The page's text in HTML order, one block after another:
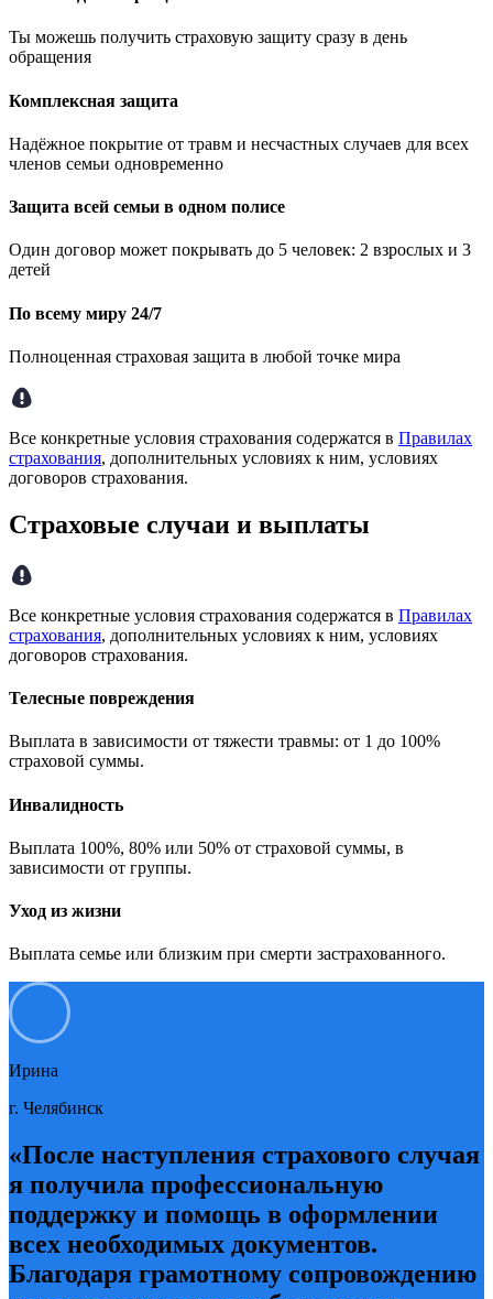
Ты можешь получить страховую защиту сразу в день
обращения
Комплексная защита
Надёжное покрытие от травм и несчастных случаев для всех
членов семьи одновременно
Защита всей семьи в одном полисе
Один договор может покрывать до 5 человек: 2 взрослых и 3
детей
По всему миру 24/7
Полноценная страховая защита в любой точке мира
Все конкретные условия страхования содержатся в Правилах
страхования, дополнительных условиях к ним, условиях
договоров страхования.
Страховые случаи и выплаты
Все конкретные условия страхования содержатся в Правилах
страхования, дополнительных условиях к ним, условиях
договоров страхования.
Телесные повреждения
Выплата в зависимости от тяжести травмы: от 1 до 100%
страховой суммы.
Инвалидность
Выплата 100%, 80% или 50% от страховой суммы, в
зависимости от группы.
Уход из жизни
Выплата семье или близким при смерти застрахованного.
Ирина
г. Челябинск
«После наступления страхового случая
я получила профессиональную
поддержку и помощь в оформлении
всех необходимых документов.
Благодаря грамотному сопровождению